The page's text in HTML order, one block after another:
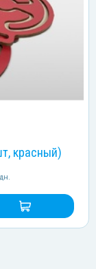
красный)